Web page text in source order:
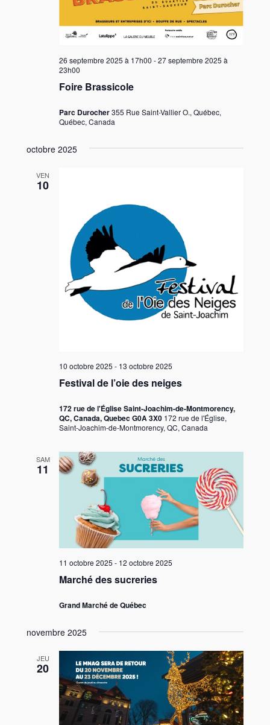
Foire Brassicole
26 septembre 2025 à 17h00 -27 septembre 2025 à
23h00
Parc Durocher355 Rue Saint-Vallier O., Québec,
Québec, Canada
octobre 2025
VEN
10
Festival de l’oie des neiges
10 octobre 2025 - 13 octobre 2025
172 rue de l'Église Saint-Joachim-de-Montmorency,
QC, Canada, Quebec G0A 3X0 172 rue de l'Église,
Saint-Joachim-de-Montmorency, QC, Canada
SAM
11
Marché des sucreries
11 octobre 2025 - 12 octobre 2025
Grand Marché de Québec
novembre 2025
JEU
20